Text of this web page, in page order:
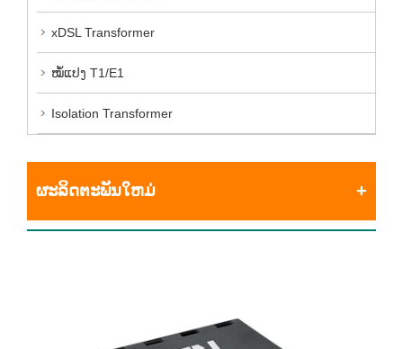
xDSL Transformer
ໝໍ້ແປງ T1/E1
Isolation Transformer
ຜະລິດຕະພັນໃຫມ່